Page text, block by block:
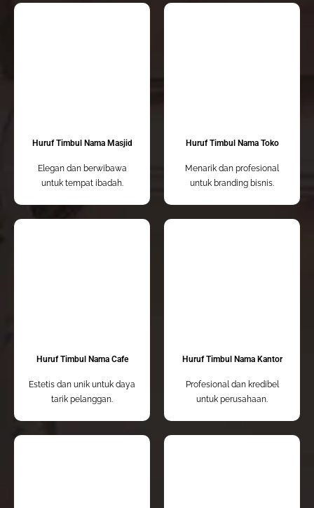
Huruf Timbul Nama Masjid
Elegan dan berwibawa
untuk tempat ibadah.
Huruf Timbul Nama Toko
Menarik dan profesional
untuk branding bisnis.
Huruf Timbul Nama Cafe
Estetis dan unik untuk daya
tarik pelanggan.
Huruf Timbul Nama Kantor
Profesional dan kredibel
untuk perusahaan.